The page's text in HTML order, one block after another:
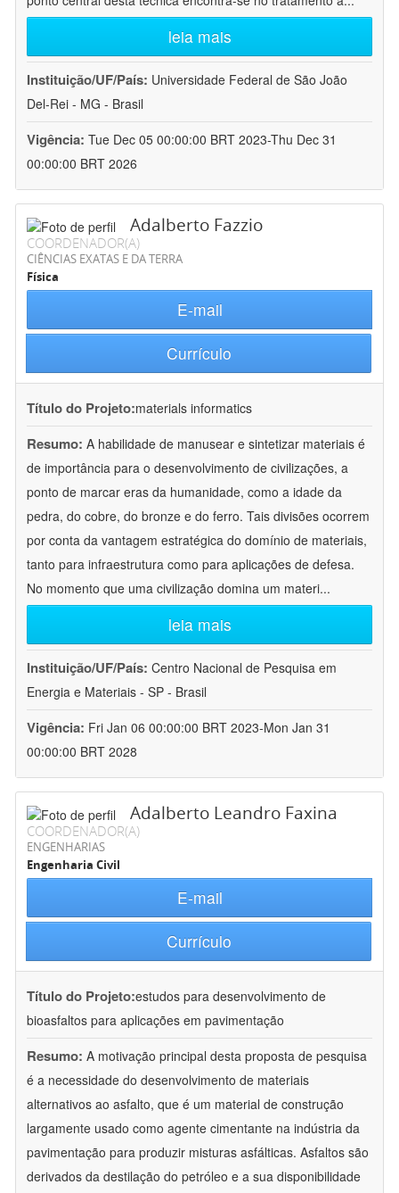
leia mais
Instituição/UF/País: Universidade Federal de São João
Del-Rei - MG - Brasil
Vigência: Tue Dec 05 00:00:00 BRT 2023-Thu Dec 31
00:00:00 BRT 2026
Adalberto Fazzio
COORDENADOR(A)
CIÊNCIAS EXATAS E DA TERRA
Física
E-mail
Currículo
Título do Projeto:materials informatics
Resumo: A habilidade de manusear e sintetizar materiais é
de importância para o desenvolvimento de civilizações, a
ponto de marcar eras da humanidade, como a idade da
pedra, do cobre, do bronze e do ferro. Tais divisões ocorrem
por conta da vantagem estratégica do domínio de materiais,
tanto para infraestrutura como para aplicações de defesa.
No momento que uma civilização domina um materi...
leia mais
Instituição/UF/País: Centro Nacional de Pesquisa em
Energia e Materiais - SP - Brasil
Vigência: Fri Jan 06 00:00:00 BRT 2023-Mon Jan 31
00:00:00 BRT 2028
Adalberto Leandro Faxina
COORDENADOR(A)
ENGENHARIAS
Engenharia Civil
E-mail
Currículo
Título do Projeto:estudos para desenvolvimento de
bioasfaltos para aplicações em pavimentação
Resumo: A motivação principal desta proposta de pesquisa
é a necessidade do desenvolvimento de materiais
alternativos ao asfalto, que é um material de construção
largamente usado como agente cimentante na indústria da
pavimentação para produzir misturas asfálticas. Asfaltos são
derivados da destilação do petróleo e a sua disponibilidade